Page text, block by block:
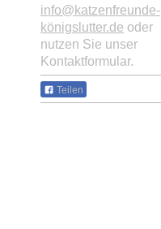
info@katzenfreunde-
königslutter.de oder
nutzen Sie unser
Kontaktformular.
Teilen